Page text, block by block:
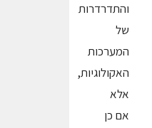
והתדרדרות
של
המערכות
האקולוגיות,
אלא
אם כן